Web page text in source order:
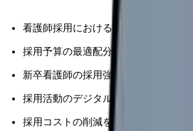
看護師採用における効率化を目指す
採用予算の最適配分を検討している
新卒看護師の採用強化を図る医療機
採用活動のデジタル化を推進したい
採用コストの削減を検討している医